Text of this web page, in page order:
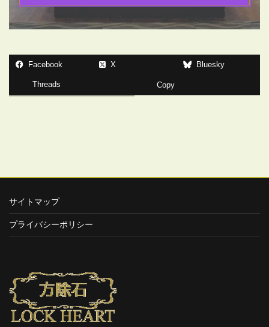
Facebook X Bluesky
Threads Copy
サイトマップ
プライバシーポリシー